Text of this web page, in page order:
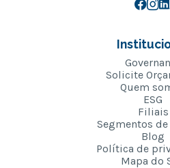
Solicite
Quem
ESG
Filiais
Segmentos
Blog
Política de
Mapa do